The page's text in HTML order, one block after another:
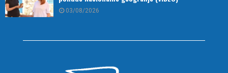
03/08/2026